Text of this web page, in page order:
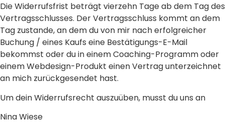
Die Widerrufsfrist beträgt vierzehn Tage ab dem Tag des
Vertragsschlusses. Der Vertragsschluss kommt an dem
Tag zustande, an dem du von mir nach erfolgreicher
Buchung / eines Kaufs eine Bestätigungs-E-Mail
bekommst oder du in einem Coaching-Programm oder
einem Webdesign-Produkt einen Vertrag unterzeichnet
an mich zurückgesendet hast.
Um dein Widerrufsrecht auszuüben, musst du uns an
Nina Wiese